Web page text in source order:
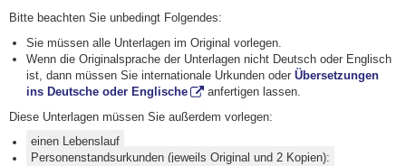
Bitte beachten Sie unbedingt Folgendes:
Sie müssen alle Unterlagen im Original vorlegen.
Wenn die Originalsprache der Unterlagen nicht Deutsch oder Englisch
ist, dann müssen Sie internationale Urkunden oderÜbersetzungen
ins Deutsche oder Englische
anfertigen lassen.
Diese Unterlagen müssen Sie außerdem vorlegen:
einen Lebenslauf
Personenstandsurkunden (jeweils Original und 2 Kopien):